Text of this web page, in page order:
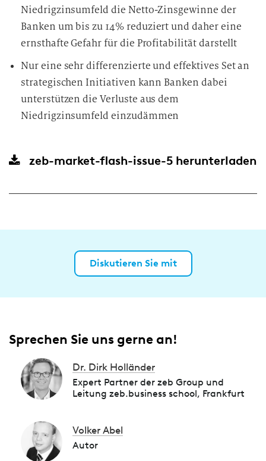
Niedrigzinsumfeld die Netto-Zinsgewinne der
Banken um bis zu 14% reduziert und daher eine
ernsthafte Gefahr für die Profitabilität darstellt
Nur eine sehr differenzierte und effektives Set an
strategischen Initiativen kann Banken dabei
unterstützen die Verluste aus dem
Niedrigzinsumfeld einzudämmen
zeb-market-flash-issue-5 herunterladen
Diskutieren Sie mit
Sprechen Sie uns gerne an!
Dr. Dirk Holländer
Expert Partner der zeb Group und
Leitung zeb.business school, Frankfurt
Volker Abel
Autor